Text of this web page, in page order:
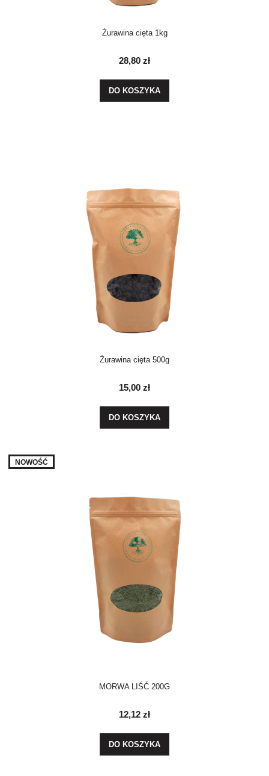
Żurawina cięta 1kg
28,80 zł
DO KOSZYKA
Żurawina cięta 500g
15,00 zł
DO KOSZYKA
MORWA LIŚĆ 200G
12,12 zł
DO KOSZYKA
NOWOŚĆ